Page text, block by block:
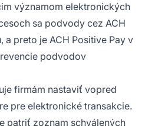
významom elektronických
sa podvody cez ACH
a preto je ACH Positive Pay v
podvodov
firmám nastaviť vopred
pre elektronické transakcie.
patriť zoznam schválených